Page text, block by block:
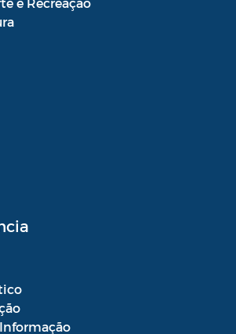
Araruama Universitário
do Dirigente
Portaria PROGE
Processo Seletivo de